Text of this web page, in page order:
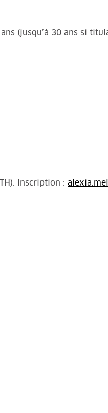
(jusqu’à 30 ans si
Inscription :